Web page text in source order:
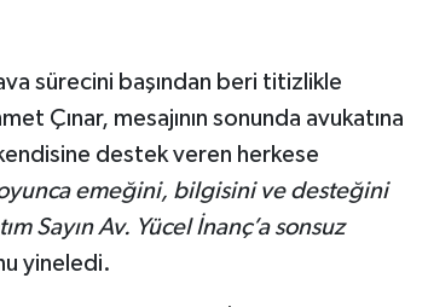
sürecini başından beri titizlikle
Çınar, mesajının sonunda avukatına
destek veren herkese
emeğini, bilgisini ve desteğini
Sayın Av. Yücel İnanç’a sonsuz
yineledi.